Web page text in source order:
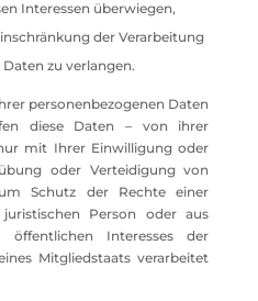
Interessen überwiegen,
der Verarbeitung
zu verlangen.
personenbezogenen Daten
diese Daten – von ihrer
mit Ihrer Einwilligung oder
oder Verteidigung von
Schutz der Rechte einer
Person oder aus
öffentlichen Interesses der
Mitgliedstaats verarbeitet